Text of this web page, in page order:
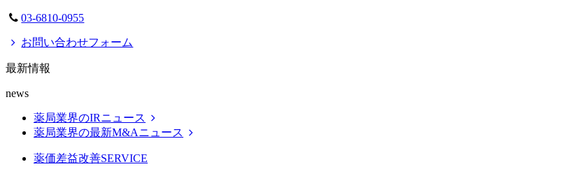
03-6810-0955
お問い合わせフォーム
最新情報
news
薬局業界のIRニュース
薬局業界の最新M&Aニュース
薬価差益改善SERVICE